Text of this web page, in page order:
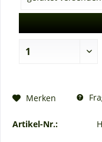
Merken
Artikel-Nr.: